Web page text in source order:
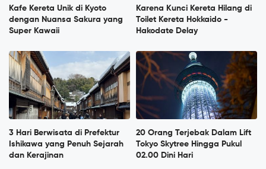
Kafe Kereta Unik di Kyoto
dengan Nuansa Sakura yang
Super Kawaii
Karena Kunci Kereta Hilang di
Toilet Kereta Hokkaido -
Hakodate Delay
3 Hari Berwisata di Prefektur
Ishikawa yang Penuh Sejarah
dan Kerajinan
20 Orang Terjebak Dalam Lift
Tokyo Skytree Hingga Pukul
02.00 Dini Hari